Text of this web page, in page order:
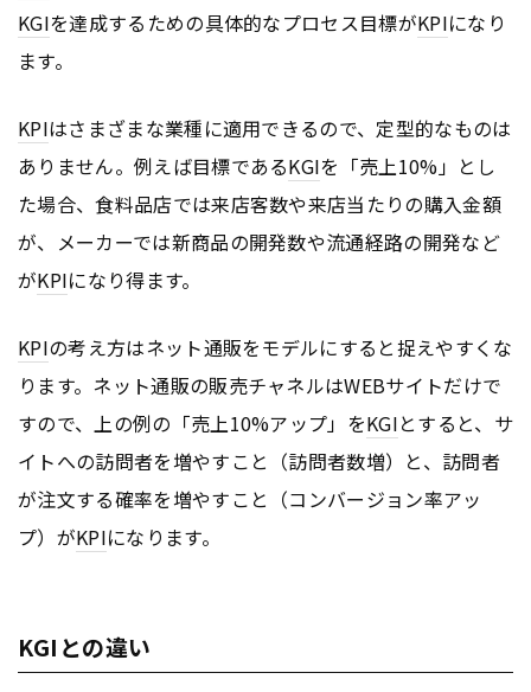
KGIを達成するための具体的なプロセス目標がKPIになり
ます。
KPIはさまざまな業種に適用できるので、定型的なものは
ありません。例えば目標であるKGIを「売上10%」とし
た場合、食料品店では来店客数や来店当たりの購入金額
が、メーカーでは新商品の開発数や流通経路の開発など
がKPIになり得ます。
KPIの考え方はネット通販をモデルにすると捉えやすくな
ります。ネット通販の販売チャネルはWEBサイトだけで
すので、上の例の「売上10%アップ」をKGIとすると、サ
イトへの訪問者を増やすこと（訪問者数増）と、訪問者
が注文する確率を増やすこと（コンバージョン率アッ
プ）がKPIになります。
KGIとの違い